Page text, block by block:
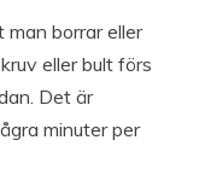
borrar eller
eller bult förs
Det är
minuter per